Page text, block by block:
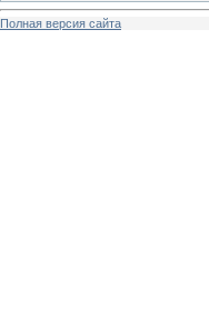
Полная версия сайта